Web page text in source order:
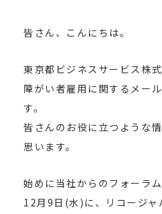
皆さん、こんにちは。
東京都ビジネスサービス株式
障がい者雇用に関するメー
す。
皆さんのお役に立つような
思います。
始めに当社からのフォーラム
12月9日(水)に、リコージャ